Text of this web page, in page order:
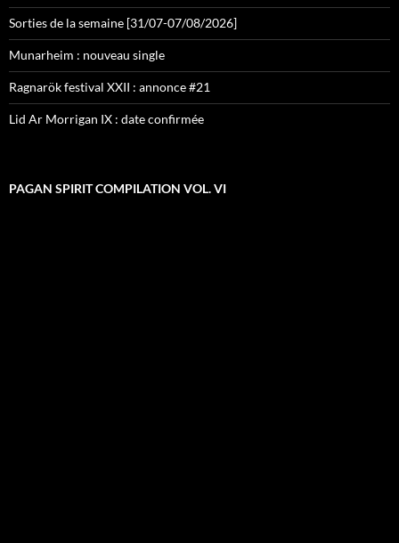
Sorties de la semaine [31/07-07/08/2026]
Munarheim : nouveau single
Ragnarök festival XXII : annonce #21
Lid Ar Morrigan IX : date confirmée
PAGAN SPIRIT COMPILATION VOL. VI